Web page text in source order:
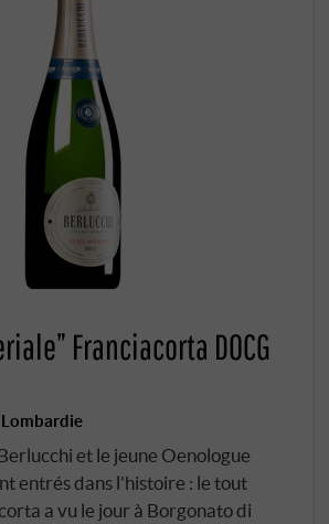
Franciacorta DOCG
et le jeune Oenologue
entrés dans l'histoire : le tout
a vu le jour à Borgonato di